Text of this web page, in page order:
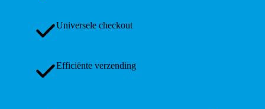
Universele checkout
Efficiënte verzending